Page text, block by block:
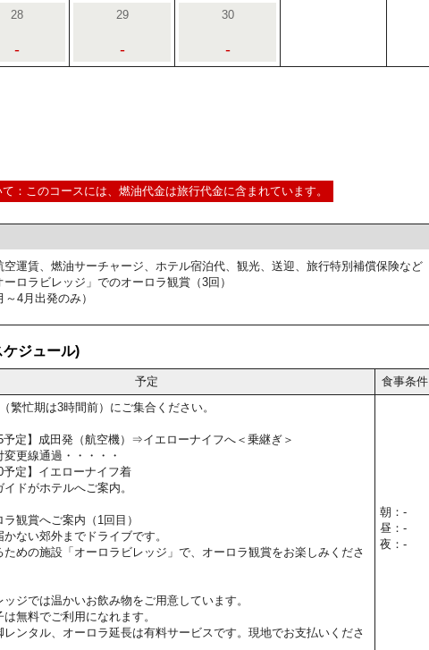
28
-
29
-
30
-
：このコースには、燃油代金は旅行代金に含まれています。
空運賃、燃油サーチャージ、ホテル宿泊代、観光、送迎、旅行特別補償保険など
ロラビレッジ」でのオーロラ観賞（3回）
4月出発のみ）
ケジュール)
予定 食事条件
繁忙期は3時間前）にご集合ください。
予定】成田発（航空機）⇒イエローナイフへ＜乗継ぎ＞
変更線通過・・・・・
予定】イエローナイフ着
イドがホテルへご案内。
ラ観賞へご案内（1回目）
ない郊外までドライブです。
ための施設「オーロラビレッジ」で、オーロラ観賞をお楽しみくださ
ジでは温かいお飲み物をご用意しています。
無料でご利用になれます。
レンタル、オーロラ延長は有料サービスです。現地でお支払いくださ
朝：-
昼：-
夜：-